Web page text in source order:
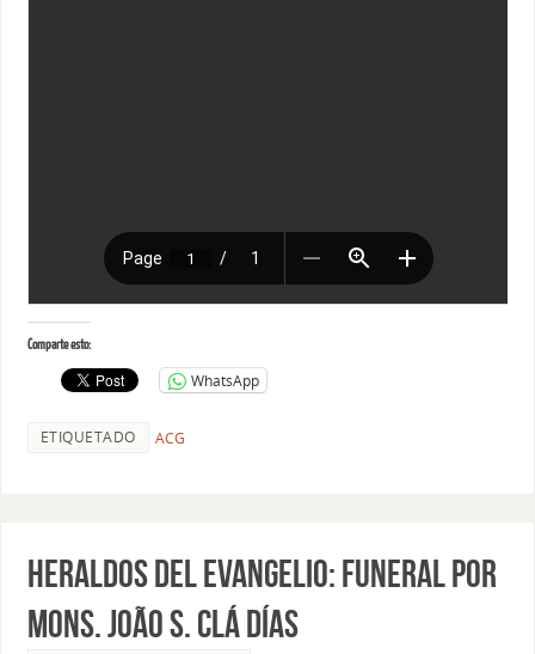
Comparte esto:
WhatsApp
ETIQUETADO ACG
HERALDOS DEL EVANGELIO: FUNERAL POR
MONS. JOÃO S. CLÁ DÍAS